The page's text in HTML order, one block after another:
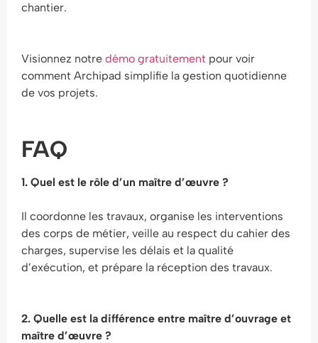
chantier.
Visionnez notre démo gratuitement pour voir
comment Archipad simplifie la gestion quotidienne
de vos projets.
FAQ
1. Quel est le rôle d’un maître d’œuvre ?
Il coordonne les travaux, organise les interventions
des corps de métier, veille au respect du cahier des
charges, supervise les délais et la qualité
d’exécution, et prépare la réception des travaux.
2. Quelle est la différence entre maître d’ouvrage et
maître d’œuvre ?